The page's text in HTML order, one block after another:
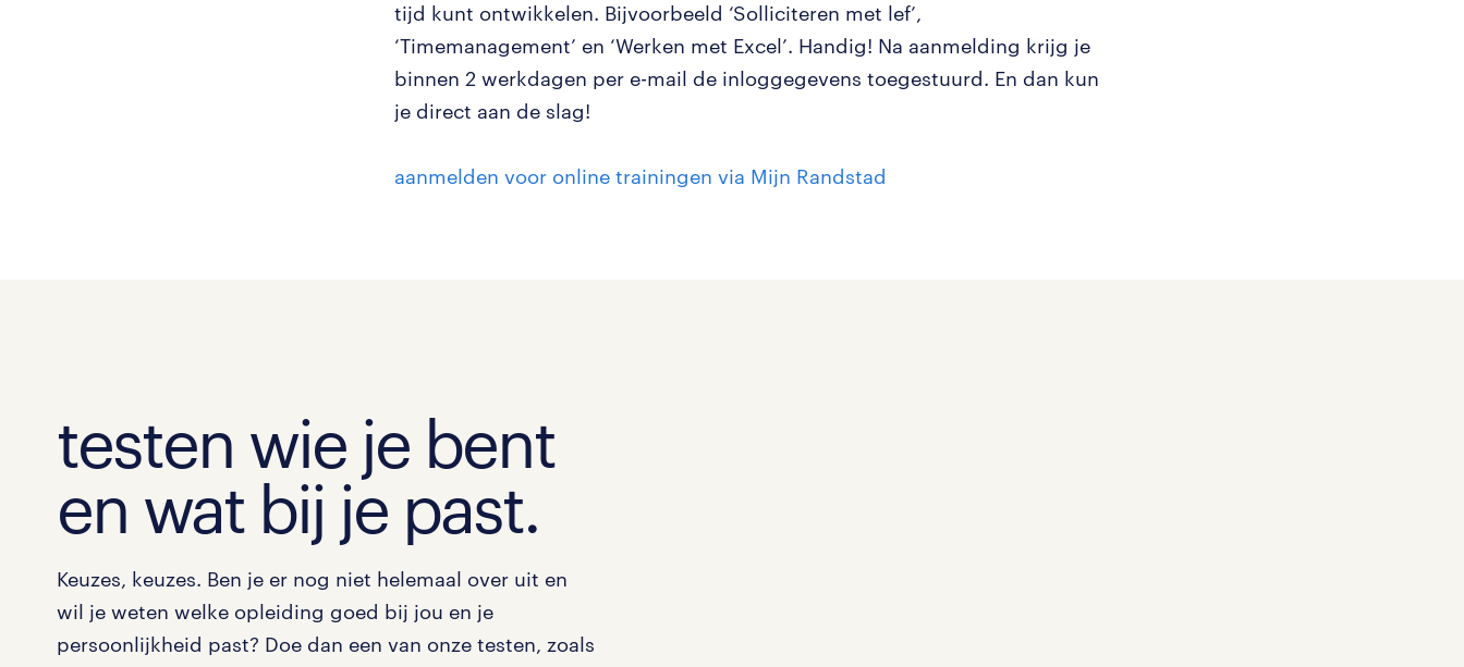
tijd kunt ontwikkelen. Bijvoorbeeld ‘Solliciteren met lef’,
‘Timemanagement’ en ‘Werken met Excel’. Handig! Na aanmelding krijg je
binnen 2 werkdagen per e-mail de inloggegevens toegestuurd. En dan kun
je direct aan de slag!
aanmelden voor online trainingen via Mijn Randstad
testen wie je bent
en wat bij je past.
Keuzes, keuzes. Ben je er nog niet helemaal over uit en
wil je weten welke opleiding goed bij jou en je
persoonlijkheid past? Doe dan een van onze testen, zoals